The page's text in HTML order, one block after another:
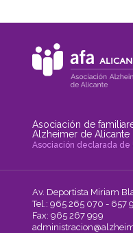
Asociación de
Alzheimer de Alicante
Asociación declarada de
Av. Deportista Miriam
Tel.: 965 265 070 - 657
Fax: 965 267 999